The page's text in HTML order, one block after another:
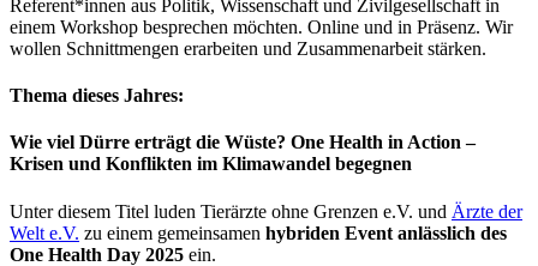
Referent*innen aus Politik, Wissenschaft und Zivilgesellschaft in
einem Workshop besprechen möchten. Online und in Präsenz. Wir
wollen Schnittmengen erarbeiten und Zusammenarbeit stärken.
Thema dieses Jahres:
Wie viel Dürre erträgt die Wüste? One Health in Action –
Krisen und Konflikten im Klimawandel begegnen
Unter diesem Titel luden Tierärzte ohne Grenzen e.V. und Ärzte der
Welt e.V. zu einem gemeinsamen hybriden Event anlässlich des
One Health Day 2025 ein.